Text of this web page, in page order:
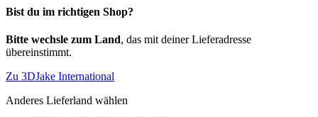
Bist du im richtigen Shop?
Bitte wechsle zum Land, das mit deiner Lieferadresse
übereinstimmt.
Zu 3DJake International
Anderes Lieferland wählen